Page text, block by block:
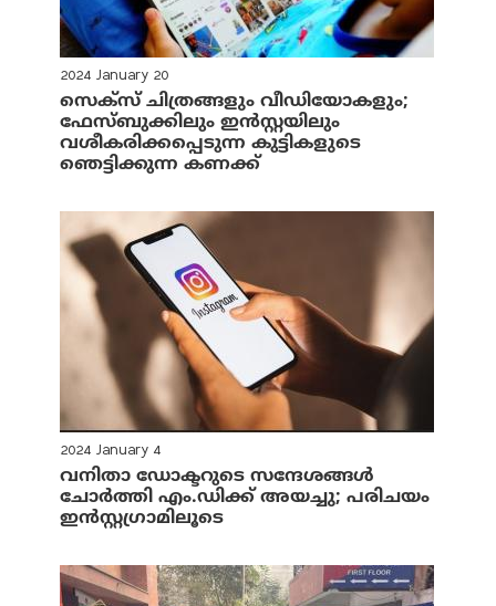
2024 January 20
സെക്‌സ് ചിത്രങ്ങളും വീഡിയോകളും;
ഫേസ്ബുക്കിലും ഇന്‍സ്റ്റയിലും
വശീകരിക്കപ്പെടുന്ന കുട്ടികളുടെ
ഞെട്ടിക്കുന്ന കണക്ക്
2024 January 4
വനിതാ ഡോക്ടറുടെ സന്ദേശങ്ങള്‍
ചോര്‍ത്തി എം.ഡിക്ക് അയച്ചു; പരിചയം
ഇന്‍സ്റ്റഗ്രാമിലൂടെ